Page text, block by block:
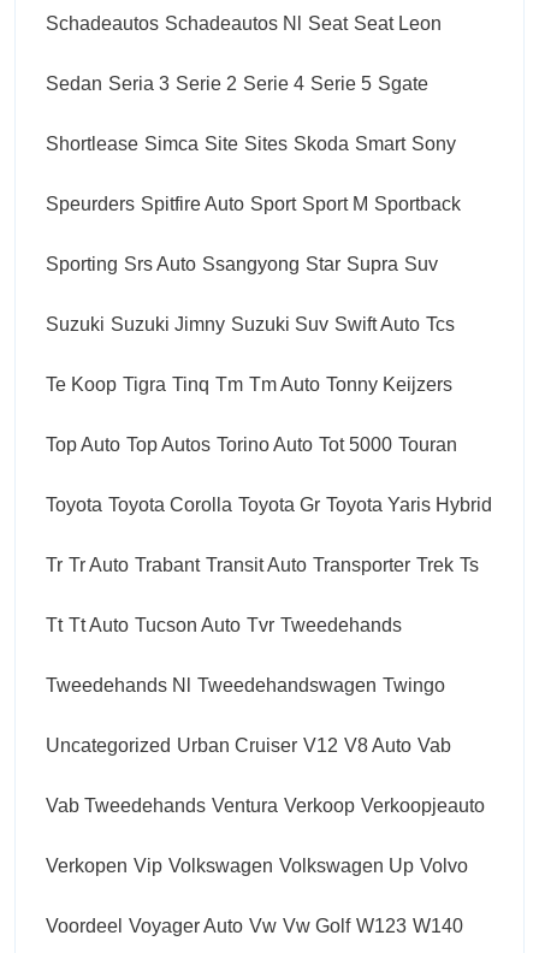
Schadeautos Schadeautos Nl Seat Seat Leon
Sedan Seria 3 Serie 2 Serie 4 Serie 5 Sgate
Shortlease Simca Site Sites Skoda Smart Sony
Speurders Spitfire Auto Sport Sport M Sportback
Sporting Srs Auto Ssangyong Star Supra Suv
Suzuki Suzuki Jimny Suzuki Suv Swift Auto Tcs
Te Koop Tigra Tinq Tm Tm Auto Tonny Keijzers
Top Auto Top Autos Torino Auto Tot 5000 Touran
Toyota Toyota Corolla Toyota Gr Toyota Yaris Hybrid
Tr Tr Auto Trabant Transit Auto Transporter Trek Ts
Tt Tt Auto Tucson Auto Tvr Tweedehands
Tweedehands Nl Tweedehandswagen Twingo
Uncategorized Urban Cruiser V12 V8 Auto Vab
Vab Tweedehands Ventura Verkoop Verkoopjeauto
Verkopen Vip Volkswagen Volkswagen Up Volvo
Voordeel Voyager Auto Vw Vw Golf W123 W140